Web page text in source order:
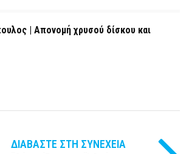
| Απονομή χρυσού δίσκου και
ΔΙΑΒΆΣΤΕ ΣΤΗ ΣΥΝΈΧΕΙΑ